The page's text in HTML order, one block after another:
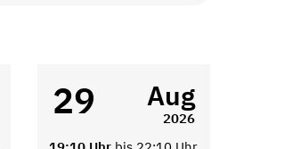
29 Aug
2026